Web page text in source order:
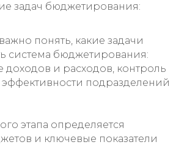
задач бюджетирования:
понять, какие задачи
система бюджетирования:
доходов и расходов, контроль
эффективности подразделений
этапа определяется
и ключевые показатели